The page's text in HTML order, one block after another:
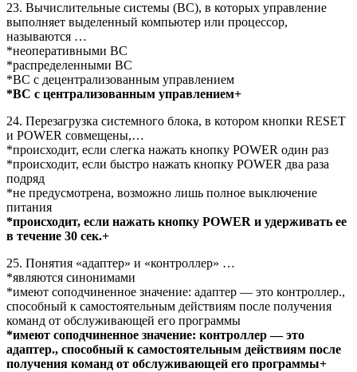
23. Вычислительные системы (ВС), в которых управление
выполняет выделенный компьютер или процессор,
называются …
*неоперативными ВС
*распределенными ВС
*ВС с децентрализованным управлением
*ВС с централизованным управлением+
24. Перезагрузка системного блока, в котором кнопки RESET
и POWER совмещены,…
*происходит, если слегка нажать кнопку POWER один раз
*происходит, если быстро нажать кнопку POWER два раза
подряд
*не предусмотрена, возможно лишь полное выключение
питания
*происходит, если нажать кнопку POWER и удерживать ее
в течение 30 сек.+
25. Понятия «адаптер» и «контроллер» …
*являются синонимами
*имеют соподчиненное значение: адаптер — это контроллер.,
способный к самостоятельным действиям после получения
команд от обслуживающей его программы
*имеют соподчиненное значение: контроллер — это
адаптер., способный к самостоятельным действиям после
получения команд от обслуживающей его программы+